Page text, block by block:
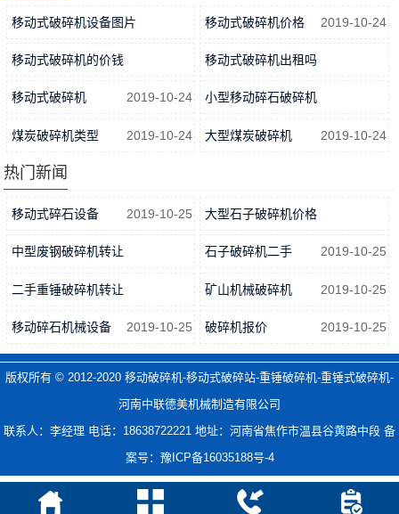
移动式破碎机设备图片 移动式破碎机价格 2019-10-24
移动式破碎机的价钱
2019-10-24
移动式破碎机出租吗
移动式破碎机 2019-10-24 小型移动碎石破碎机
2019-10-24
煤炭破碎机类型 2019-10-24 大型煤炭破碎机 2019-10-24
热门新闻
移动式碎石设备 2019-10-25 大型石子破碎机价格
2019-10-25
中型废钢破碎机转让 石子破碎机二手 2019-10-25
二手重锤破碎机转让
2019-10-25
矿山机械破碎机 2019-10-25
移动碎石机械设备 2019-10-25 破碎机报价 2019-10-25
版权所有 © 2012-2020 移动破碎机-移动式破碎站-重锤破碎机-重锤式破碎机-
河南中联德美机械制造有限公司
联系人：李经理 电话：18638722221 地址：河南省焦作市温县谷黄路中段 备
案号： 豫ICP备16035188号-4